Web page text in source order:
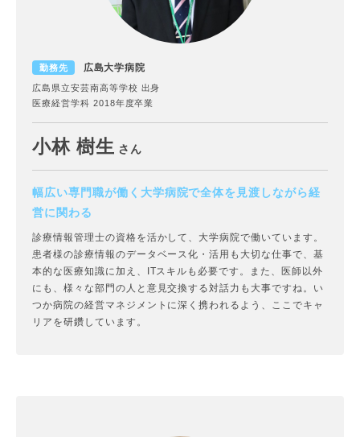
勤務先 広島大学病院
広島県立安芸南高等学校 出身
医療経営学科 2018年度卒業
小林 樹生 さん
幅広い専門職が働く大学病院で全体を見渡しながら経
営に関わる
診療情報管理士の資格を活かして、大学病院で働いています。
患者様の診療情報のデータベース化・活用も大切な仕事で、基
本的な医療知識に加え、ITスキルも必要です。また、医師以外
にも、様々な部門の人と意見交換する対話力も大事ですね。い
つか病院の経営マネジメントに深く携われるよう、ここでキャ
リアを研鑽しています。